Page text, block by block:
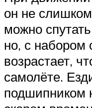
он не слишком
можно
но, с набором
возрастает,
самолёте.
подшипником